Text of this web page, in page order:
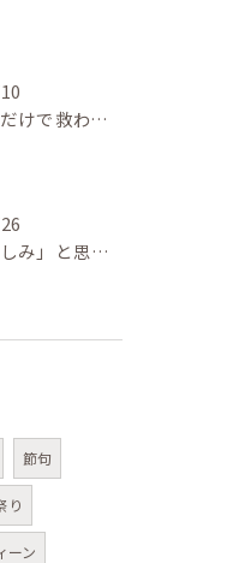
そばに座るだけで救われる ─ 「放っておかれない安心」を届ける介護
「明日も楽しみ」と思える介護 ─ケアプランの先にあるゴール
節句
り
ーン